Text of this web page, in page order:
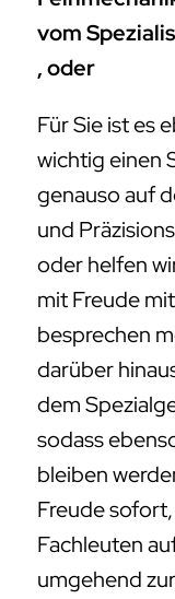
vom
, oder
Für Sie ist es
wichtig einen
genauso auf
und
oder helfen
mit Freude
besprechen
darüber
dem
sodass
bleiben
Freude
Fachleuten
umgehend